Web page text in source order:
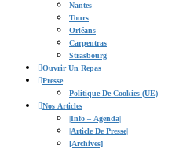
Nantes
Tours
Orléans
Carpentras
Strasbourg
Ouvrir Un Repas
Presse
Politique De Cookies (UE)
Nos Articles
|info – Agenda|
|Article De Presse|
[Archives]